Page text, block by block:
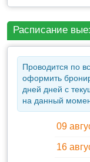
У.
Посещение
памятник
У.
Обед в кафе
замок
дворцово-
Прогулка
Расписание
Проводится по
оформить
дней дней с
на данный
09
16